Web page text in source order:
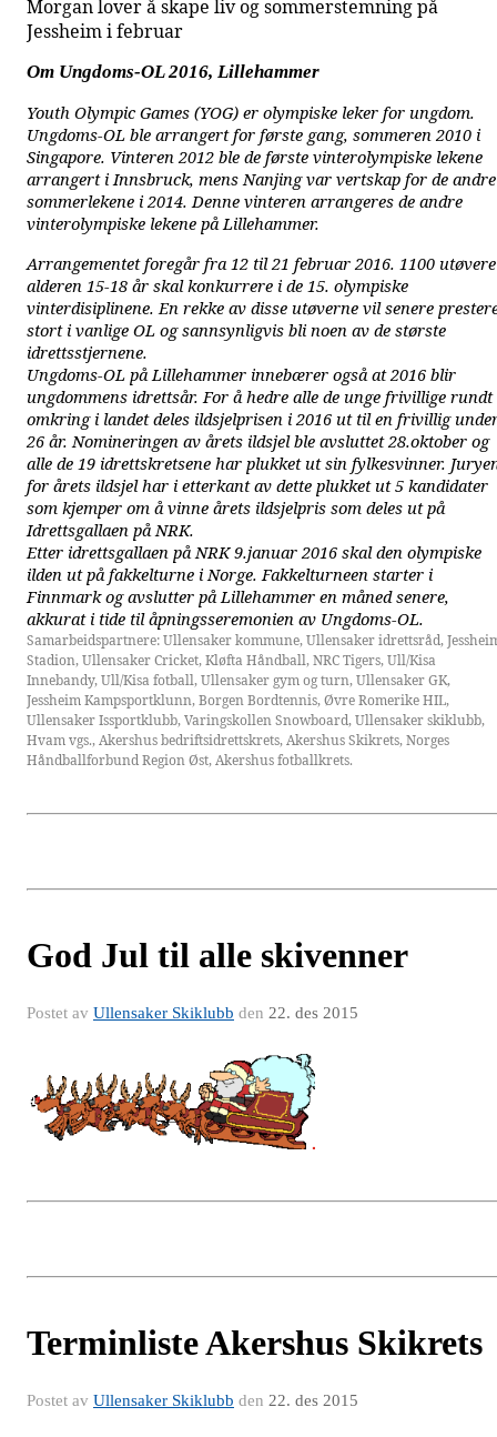
Morgan lover å skape liv og sommerstemning på
Jessheim i februar
Om Ungdoms-OL 2016, Lillehammer
Youth Olympic Games (YOG) er olympiske leker for ungdom.
Ungdoms-OL ble arrangert for første gang, sommeren 2010 i
Singapore. Vinteren 2012 ble de første vinterolympiske lekene
arrangert i Innsbruck, mens Nanjing var vertskap for de andre
sommerlekene i 2014. Denne vinteren arrangeres de andre
vinterolympiske lekene på Lillehammer.
Arrangementet foregår fra 12 til 21 februar 2016. 1100
alderen 15-18 år skal konkurrere i de 15. olympiske
vinterdisiplinene. En rekke av disse utøverne vil senere
stort i vanlige OL og sannsynligvis bli noen av de største
idrettsstjernene.
Ungdoms-OL på Lillehammer innebærer også at 2016 blir
ungdommens idrettsår. For å hedre alle de unge frivillige rundt
omkring i landet deles ildsjelprisen i 2016 ut til en frivillig
26 år. Nomineringen av årets ildsjel ble avsluttet 28.oktober og
alle de 19 idrettskretsene har plukket ut sin fylkesvinner.
for årets ildsjel har i etterkant av dette plukket ut 5 kandidater
som kjemper om å vinne årets ildsjelpris som deles ut på
Idrettsgallaen på NRK.
Etter idrettsgallaen på NRK 9.januar 2016 skal den olympiske
ilden ut på fakkelturne i Norge. Fakkelturneen starter i
Finnmark og avslutter på Lillehammer en måned senere,
akkurat i tide til åpningsseremonien av Ungdoms-OL.
Samarbeidspartnere: Ullensaker kommune, Ullensaker idrettsråd,
Stadion, Ullensaker Cricket, Kløfta Håndball, NRC Tigers, Ull/Kisa
Innebandy, Ull/Kisa fotball, Ullensaker gym og turn, Ullensaker GK,
Jessheim Kampsportklunn, Borgen Bordtennis, Øvre Romerike HIL,
Ullensaker Issportklubb, Varingskollen Snowboard, Ullensaker skiklubb,
Hvam vgs., Akershus bedriftsidrettskrets, Akershus Skikrets, Norges
Håndballforbund Region Øst, Akershus fotballkrets.
God Jul til alle skivenner
Postet av Ullensaker Skiklubb den 22. des 2015
Terminliste Akershus Skikrets
Postet av Ullensaker Skiklubb den 22. des 2015